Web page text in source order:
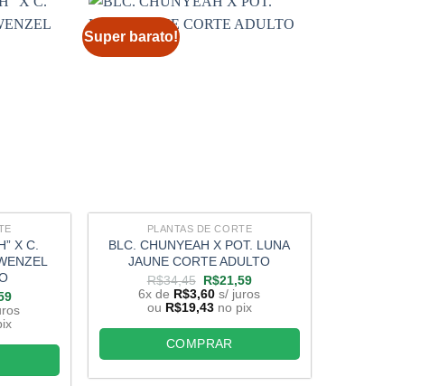
X C.
O
preço
atual
é:
R$21,59.
Super barato!
PLANTAS DE CORTE
BLC. CHUNYEAH X POT. LUNA
JAUNE CORTE ADULTO
R$34,45 O
preço
original
era:
R$34,45.
R$21,59O
preço
atual
é:
R$21,59.
6x de R$3,60 s/ juros
ou R$19,43 no pix
COMPRAR